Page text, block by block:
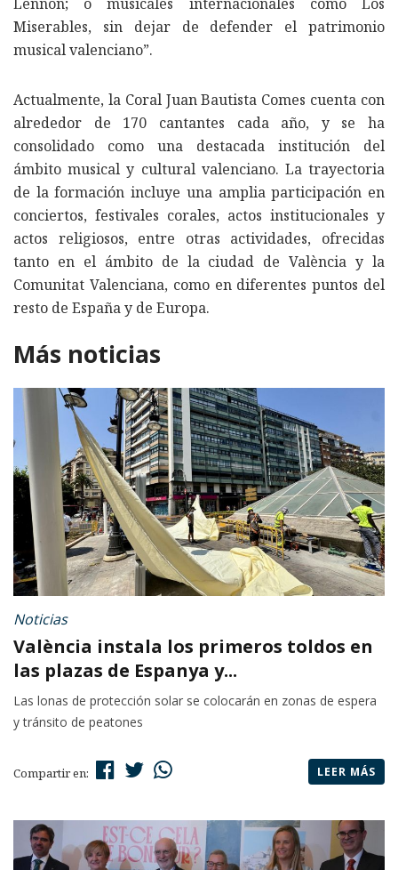
Miserables, sin dejar de defender el patrimonio
musical valenciano”.
Actualmente, la Coral Juan Bautista Comes cuenta con
alrededor de 170 cantantes cada año, y se ha
consolidado como una destacada institución del
ámbito musical y cultural valenciano. La trayectoria
de la formación incluye una amplia participación en
conciertos, festivales corales, actos institucionales y
actos religiosos, entre otras actividades, ofrecidas
tanto en el ámbito de la ciudad de València y la
Comunitat Valenciana, como en diferentes puntos del
resto de España y de Europa.
Más noticias
Noticias
València instala los primeros toldos en
las plazas de Espanya y...
Las lonas de protección solar se colocarán en zonas de espera
y tránsito de peatones
Compartir en: LEER MÁS